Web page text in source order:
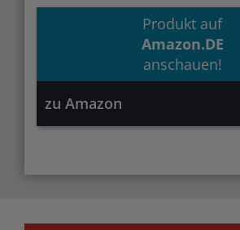
Produkt auf
Amazon.DE
anschauen!
zu Amazon